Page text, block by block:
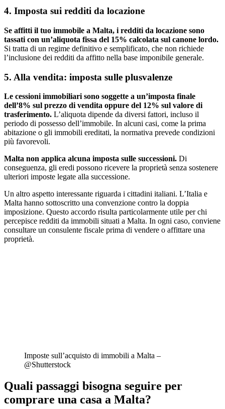
4. Imposta sui redditi da locazione
Se affitti il tuo immobile a Malta, i redditi da locazione sono
tassati con un’aliquota fissa del 15% calcolata sul canone lordo.
Si tratta di un regime definitivo e semplificato, che non richiede
l’inclusione dei redditi da affitto nella base imponibile generale.
5. Alla vendita: imposta sulle plusvalenze
Le cessioni immobiliari sono soggette a un’imposta finale
dell’8% sul prezzo di vendita oppure del 12% sul valore di
trasferimento. L’aliquota dipende da diversi fattori, incluso il
periodo di possesso dell’immobile. In alcuni casi, come la prima
abitazione o gli immobili ereditati, la normativa prevede condizioni
più favorevoli.
Malta non applica alcuna imposta sulle successioni. Di
conseguenza, gli eredi possono ricevere la proprietà senza sostenere
ulteriori imposte legate alla successione.
Un altro aspetto interessante riguarda i cittadini italiani. L’Italia e
Malta hanno sottoscritto una convenzione contro la doppia
imposizione. Questo accordo risulta particolarmente utile per chi
percepisce redditi da immobili situati a Malta. In ogni caso, conviene
consultare un consulente fiscale prima di vendere o affittare una
proprietà.
Imposte sull’acquisto di immobili a Malta –
@Shutterstock
Quali passaggi bisogna seguire per
comprare una casa a Malta?